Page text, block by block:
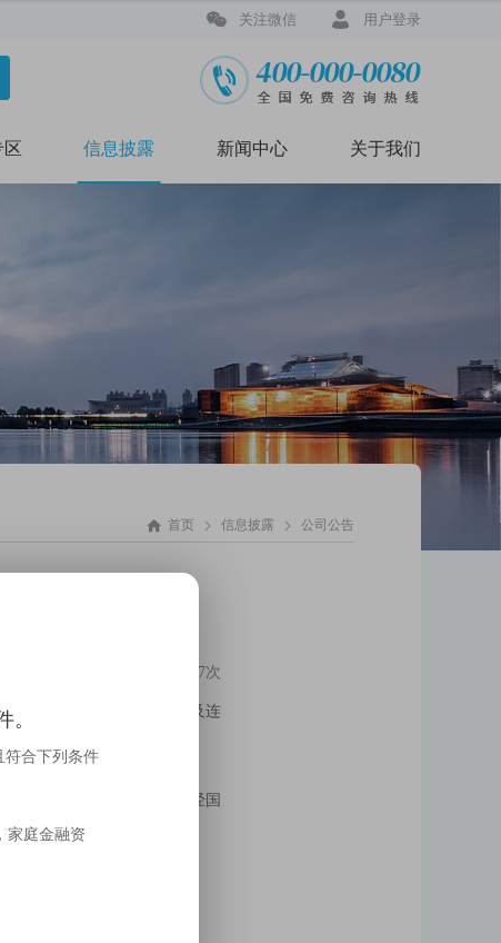
 用户登录
 关注微信
区 信息披露 新闻中心 关于我们
 首页  信息披露  公司公告
阅读次数：4017次
准确性和完整性承担个别及连
程进行了修改。该事项已经国
。
符合下列条件
家庭金融资